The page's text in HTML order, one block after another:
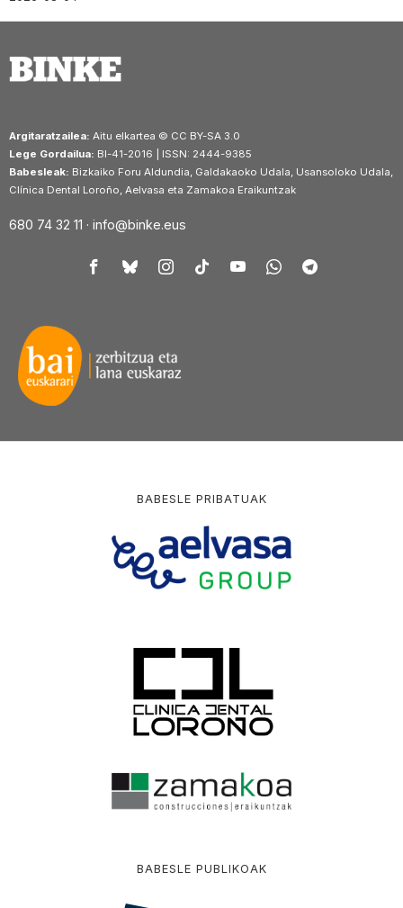
Argitaratzailea: Aitu elkartea © CC BY-SA 3.0
Lege Gordailua: BI-41-2016 | ISSN: 2444-9385
Babesleak: Bizkaiko Foru Aldundia, Galdakaoko Udala, Usansoloko Udala,
Clínica Dental Loroño, Aelvasa eta Zamakoa Eraikuntzak
680 74 32 11 · info@binke.eus
BABESLE PRIBATUAK
BABESLE PUBLIKOAK